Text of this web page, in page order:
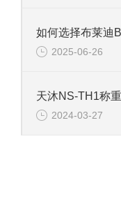
2025-06-26
2024-03-27